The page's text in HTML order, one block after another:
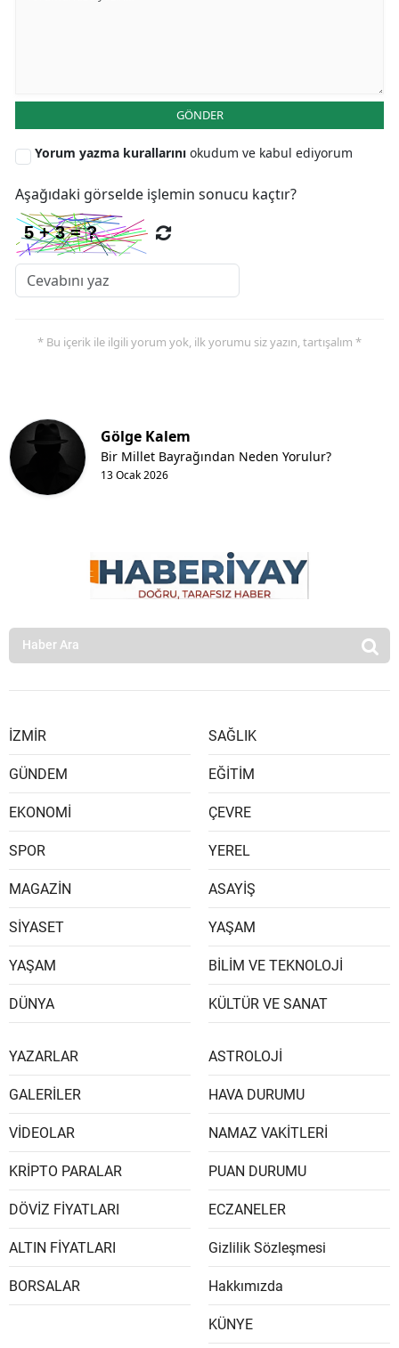
GÖNDER
Yorum yazma kurallarını okudum ve kabul ediyorum
Aşağıdaki görselde işlemin sonucu kaçtır?
* Bu içerik ile ilgili yorum yok, ilk yorumu siz yazın, tartışalım *
Gölge Kalem
13 Ocak 2026
Bir Millet Bayrağından Neden Yorulur?
İZMİR
GÜNDEM
EKONOMİ
SPOR
MAGAZİN
SİYASET
YAŞAM
DÜNYA
SAĞLIK
EĞİTİM
ÇEVRE
YEREL
ASAYİŞ
YAŞAM
BİLİM VE TEKNOLOJİ
KÜLTÜR VE SANAT
YAZARLAR
GALERİLER
VİDEOLAR
KRİPTO PARALAR
DÖVİZ FİYATLARI
ALTIN FİYATLARI
BORSALAR
ASTROLOJİ
HAVA DURUMU
NAMAZ VAKİTLERİ
PUAN DURUMU
ECZANELER
Gizlilik Sözleşmesi
Hakkımızda
KÜNYE